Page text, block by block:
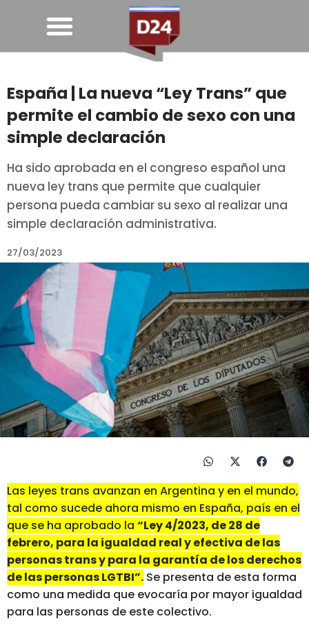
España | La nueva “Ley Trans” que
permite el cambio de sexo con una
simple declaración
Ha sido aprobada en el congreso español una
nueva ley trans que permite que cualquier
persona pueda cambiar su sexo al realizar una
simple declaración administrativa.
27/03/2023
Las leyes trans avanzan en Argentina y en el mundo,
tal como sucede ahora mismo en España, país en el
que se ha aprobado la “Ley 4/2023, de 28 de
febrero, para la igualdad real y efectiva de las
personas trans y para la garantía de los derechos
de las personas LGTBI”. Se presenta de esta forma
como una medida que evocaría por mayor igualdad
para las personas de este colectivo.